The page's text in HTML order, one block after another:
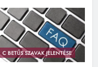
C BETŰS SZAVAK JELENTÉSE